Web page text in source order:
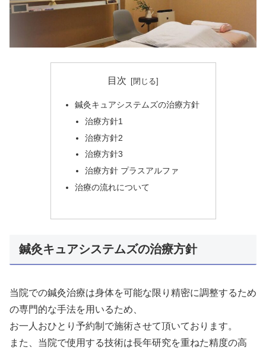
目次
鍼灸キュアシステムズの治療方針
治療方針1
治療方針2
治療方針3
治療方針 プラスアルファ
治療の流れについて
鍼灸キュアシステムズの治療方針
当院での鍼灸治療は身体を可能な限り精密に調整するため
の専門的な手法を用いるため、
お一人おひとり予約制で施術させて頂いております。
また、当院で使用する技術は長年研究を重ねた精度の高